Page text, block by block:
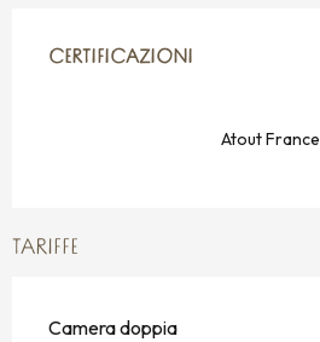
CERTIFICAZIONI
CERTIFICAZIONI
Atout France
TARIFFE
Camera doppia